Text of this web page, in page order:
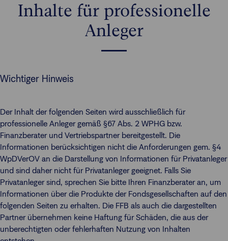
Inhalte für professionelle
Anleger
Wichtiger Hinweis
Der Inhalt der folgenden Seiten wird ausschließlich für
professionelle Anleger gemäß §67 Abs. 2 WPHG bzw.
Finanzberater und Vertriebspartner bereitgestellt. Die
Informationen berücksichtigen nicht die Anforderungen gem. §4
WpDVerOV an die Darstellung von Informationen für Privatanleger
und sind daher nicht für Privatanleger geeignet. Falls Sie
Privatanleger sind, sprechen Sie bitte Ihren Finanzberater an, um
Informationen über die Produkte der Fondsgesellschaften auf den
folgenden Seiten zu erhalten. Die FFB als auch die dargestellten
Partner übernehmen keine Haftung für Schäden, die aus der
unberechtigten oder fehlerhaften Nutzung von Inhalten